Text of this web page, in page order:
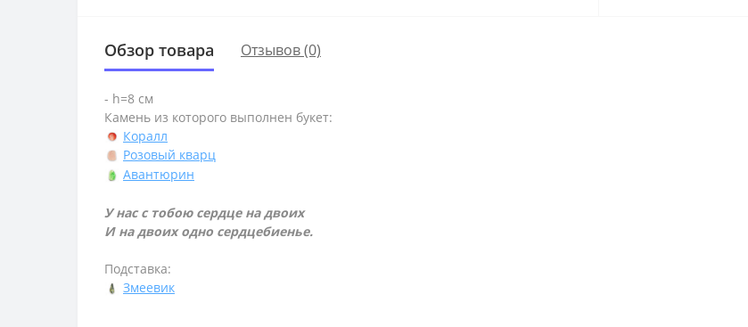
Обзор товара Отзывов (0)
- h=8 см
Камень из которого выполнен букет:
Коралл
Розовый кварц
Авантюрин
У нас с тобою сердце на двоих
И на двоих одно сердцебиенье.
Подставка:
Змеевик